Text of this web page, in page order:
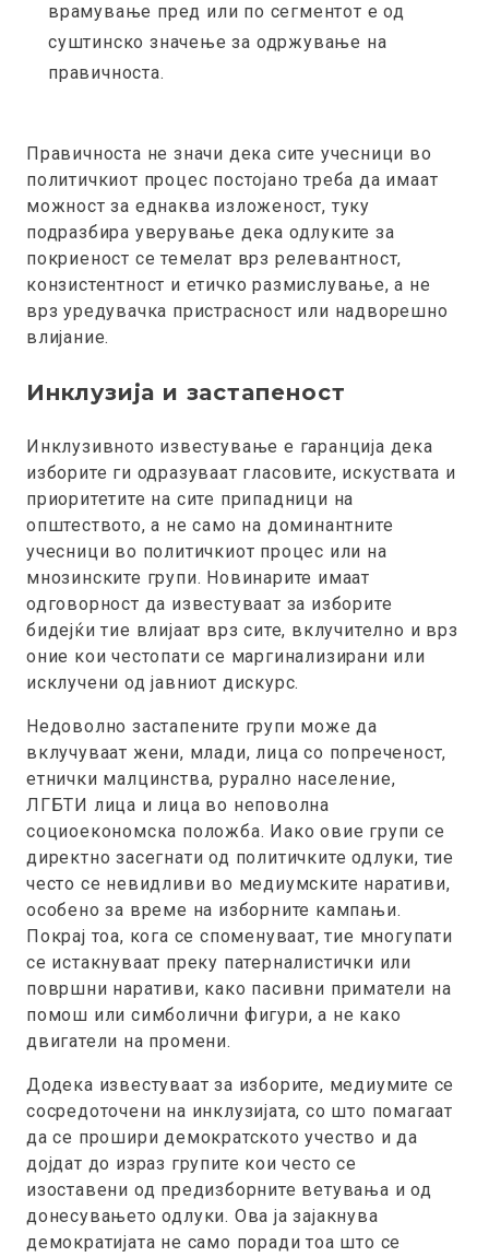
врамување пред или по сегментот е од
суштинско значење за одржување на
правичноста.
Правичноста не значи дека сите учесници во
политичкиот процес постојано треба да имаат
можност за еднаква изложеност, туку
подразбира уверување дека одлуките за
покриеност се темелат врз релевантност,
конзистентност и етичко размислување, а не
врз уредувачка пристрасност или надворешно
влијание.
Инклузија и застапеност
Инклузивното известување е гаранција дека
изборите ги одразуваат гласовите, искуствата и
приоритетите на сите припадници на
општеството, а не само на доминантните
учесници во политичкиот процес или на
мнозинските групи. Новинарите имаат
одговорност да известуваат за изборите
бидејќи тие влијаат врз сите, вклучително и врз
оние кои честопати се маргинализирани или
исклучени од јавниот дискурс.
Недоволно застапените групи може да
вклучуваат жени, млади, лица со попреченост,
етнички малцинства, рурално население,
ЛГБТИ лица и лица во неповолна
социоекономска положба. Иако овие групи се
директно засегнати од политичките одлуки, тие
често се невидливи во медиумските наративи,
особено за време на изборните кампањи.
Покрај тоа, кога се споменуваат, тие многупати
се истакнуваат преку патерналистички или
површни наративи, како пасивни приматели на
помош или симболични фигури, а не како
двигатели на промени.
Додека известуваат за изборите, медиумите се
сосредоточени на инклузијата, со што помагаат
да се прошири демократското учество и да
дојдат до израз групите кои често се
изоставени од предизборните ветувања и од
донесувањето одлуки. Ова ја зајакнува
демократијата не само поради тоа што се